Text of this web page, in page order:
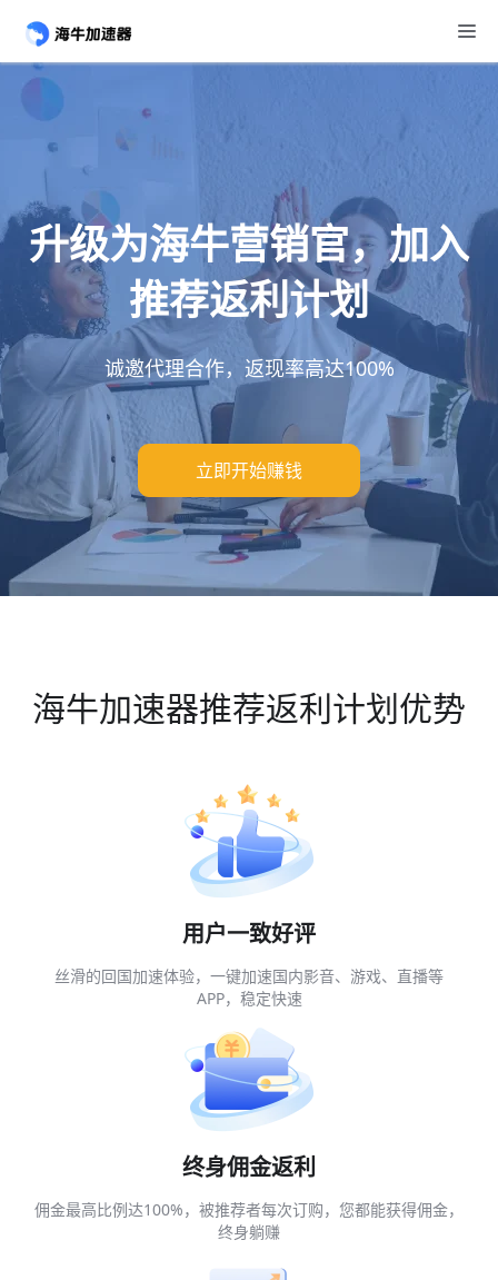
升级为海牛营销官，加入
推荐返利计划
诚邀代理合作，返现率高达100%
立即开始赚钱
海牛加速器推荐返利计划优势
用户一致好评
丝滑的回国加速体验，一键加速国内影音、游戏、直播等
APP，稳定快速
终身佣金返利
佣金最高比例达100%，被推荐者每次订购，您都能获得佣金，
终身躺赚